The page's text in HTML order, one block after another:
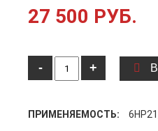
27 500 РУБ.
- +
ПРИМЕНЯЕМОСТЬ: